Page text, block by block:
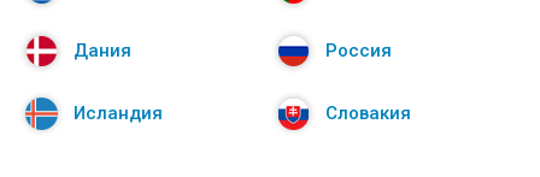
Дания
Исландия
Россия
Словакия